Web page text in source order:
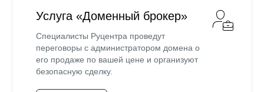
Услуга «Доменный брокер»
Специалисты Руцентра проведут
переговоры с администратором домена о
его продаже по вашей цене и организуют
безопасную сделку.